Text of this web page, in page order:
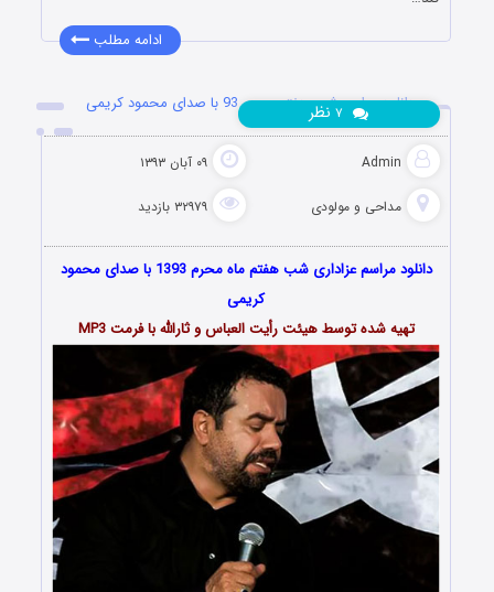
ادامه مطلب
دانلود مراسم شب هفتم محرم 93 با صدای محمود کریمی
Admin ۰۹ آبان ۱۳۹۳
مداحی و مولودی ۳۲۹۷۹ بازدید
نظر
دانلود مراسم عزاداری شب هفتم ماه محرم 1393 با صدای محمود
کریمی
تهیه شده توسط هیئت رأیت العباس و ثارالله با فرمت MP3